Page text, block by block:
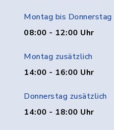
Montag bis Donnerstag
08:00 - 12:00 Uhr
Montag zusätzlich
14:00 - 16:00 Uhr
Donnerstag zusätzlich
14:00 - 18:00 Uhr